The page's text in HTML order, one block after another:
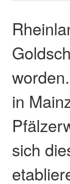
in
sich